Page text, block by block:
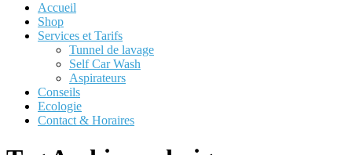
Accueil
Shop
Services et Tarifs
Tunnel de lavage
Self Car Wash
Aspirateurs
Conseils
Ecologie
Contact & Horaires